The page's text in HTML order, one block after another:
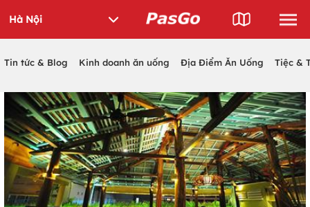
Tin tức & Blog Kinh doanh ăn uống Địa Điểm Ăn Uống Tiệc &